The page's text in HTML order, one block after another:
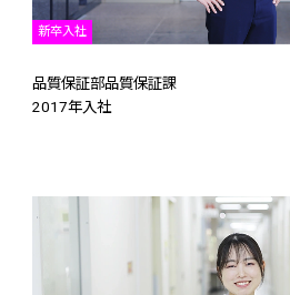
新卒入社
品質保証部品質保証課
2017年入社